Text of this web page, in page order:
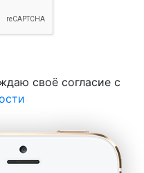
своё согласие с